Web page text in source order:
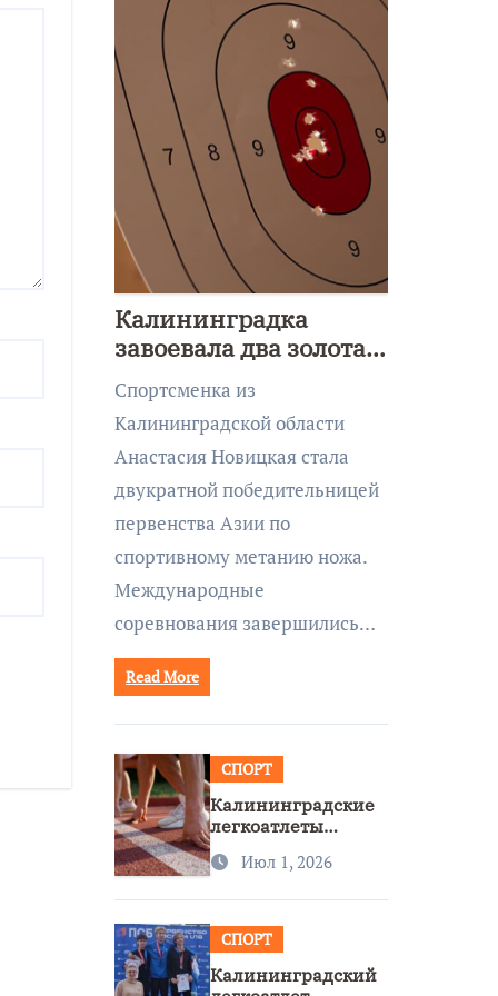
Калининградка
завоевала два золота
первенства Азии по
метанию ножа
Спортсменка из
Калининградской области
Анастасия Новицкая стала
двукратной победительницей
первенства Азии по
спортивному метанию ножа.
Международные
соревнования завершились…
Read More
СПОРТ
Калининградские
легкоатлеты
бронзы на
Июл 1, 2026
СПОРТ
Калининградский